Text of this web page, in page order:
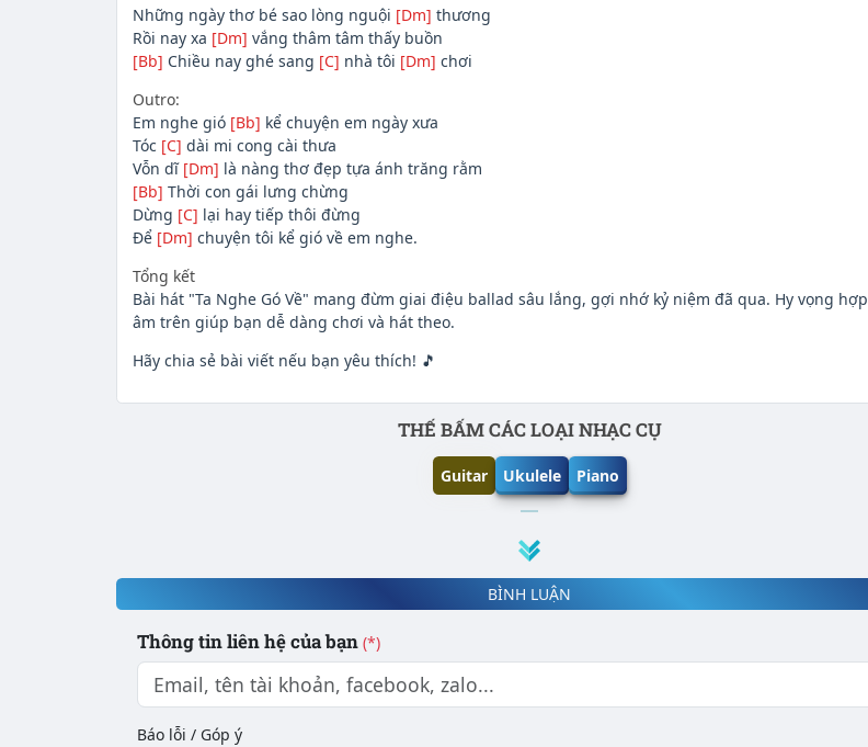
Những ngày thơ bé sao lòng nguội [Dm] thương
Rồi nay xa [Dm] vắng thâm tâm thấy buồn
[Bb] Chiều nay ghé sang [C] nhà tôi [Dm] chơi
Outro:
Em nghe gió [Bb] kể chuyện em ngày xưa
Tóc [C] dài mi cong cài thưa
Vỗn dĩ [Dm] là nàng thơ đẹp tựa ánh trăng rằm
[Bb] Thời con gái lưng chừng
Dừng [C] lại hay tiếp thôi đừng
Để [Dm] chuyện tôi kể gió về em nghe.
Tổng kết
Bài hát "Ta Nghe Gó Về" mang đừm giai điệu ballad sâu lắng, gợi nhớ kỷ niệm đã qua. Hy vọng hợp
âm trên giúp bạn dễ dàng chơi và hát theo.
Hãy chia sẻ bài viết nếu bạn yêu thích! 🎵
THẾ BẤM CÁC LOẠI NHẠC CỤ
Guitar Ukulele Piano
BÌNH LUẬN
Thông tin liên hệ của bạn (*)
Báo lỗi / Góp ý